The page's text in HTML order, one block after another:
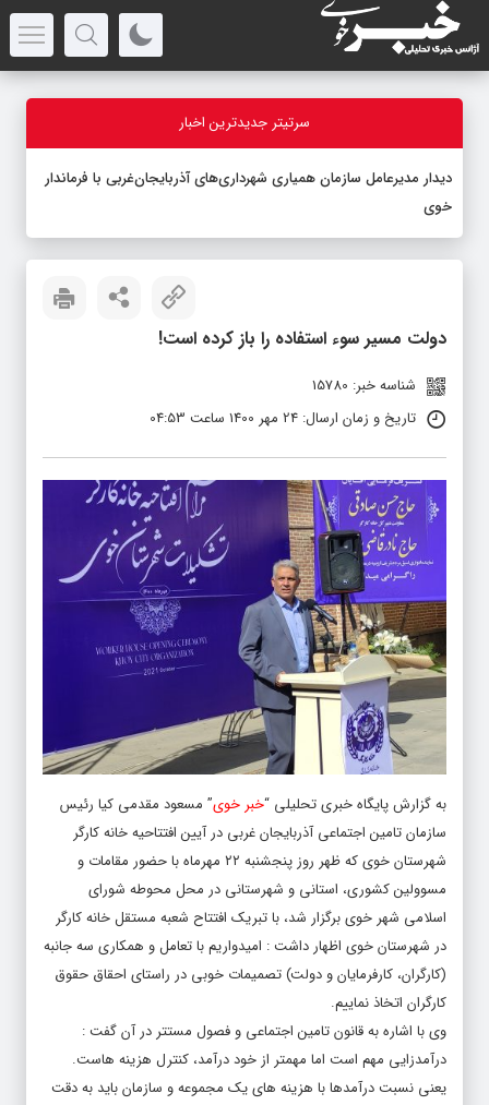
سرتیتر جدیدترین اخبار
دیدار مدیرعامل سازمان همیاری شهرداری‌های آذربایجان‌غربی با فرماندار
خوی
دولت مسیر سوء استفاده را باز کرده است!
شناسه خبر: 15780
تاریخ و زمان ارسال: 24 مهر 1400 ساعت 04:53
به گزارش پایگاه خبری تحلیلی “خبر خوی” مسعود مقدمی کیا رئیس
سازمان تامین اجتماعی آذربایجان غربی در آیین افتتاحیهخانه کارگر
شهرستان خوی که ظهر روز پنجشنبه ۲۲ مهرماه با حضور مقامات و
مسوولین کشوری، استانی و شهرستانی در محل محوطه شورای
اسلامی شهر خوی برگزار شد، باتبریک افتتاح شعبه مستقل خانه کارگر
در شهرستان خوی اظهار داشت : امیدواریم با تعامل و همکاری سه جانبه
(کارگران، کارفرمایان و دولت) تصمیمات خوبی در راستای احقاق حقوق
کارگران اتخاذ نماییم.
وی با اشاره به قانون تامین اجتماعی و فصول مستتر در آن گفت :
درآمدزایی مهم است اما مهمتر از خود درآمد، کنترل هزینه هاست.
یعنی نسبت درآمدها با هزینه های یک مجموعه و سازمان باید به دقت